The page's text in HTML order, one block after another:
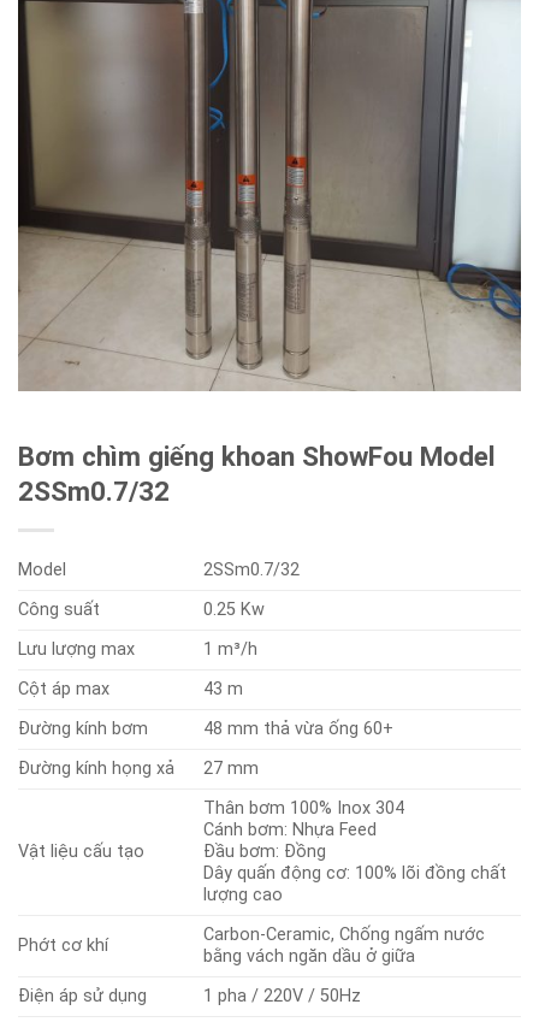
Bơm chìm giếng khoan ShowFou Model
2SSm0.7/32
Model
2SSm0.7/32
Công suất
0.25 Kw
Lưu lượng max
1 m³/h
Cột áp max
43 m
Đường kính bơm
48 mm thả vừa ống 60+
Đường kính họng xả
27 mm
Vật liệu cấu tạo
Thân bơm 100% Inox 304
Cánh bơm: Nhựa Feed
Đầu bơm: Đồng
Dây quấn động cơ: 100% lõi đồng chất
lượng cao
Phớt cơ khí
Carbon-Ceramic, Chống ngấm nước
bằng vách ngăn dầu ở giữa
Điện áp sử dụng
1 pha / 220V / 50Hz